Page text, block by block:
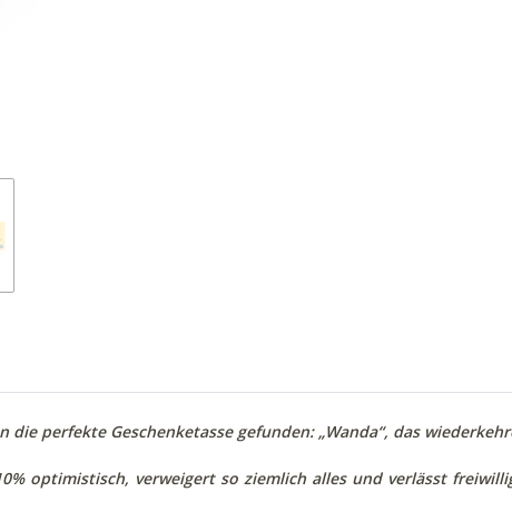
perfekte Geschenketasse gefunden: „Wanda“, das
optimistisch, verweigert so ziemlich alles und verlässt